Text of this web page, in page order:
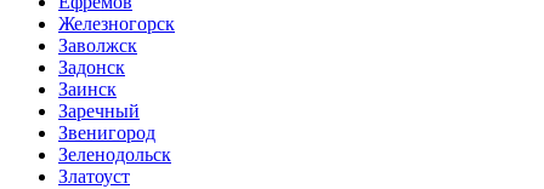
Железногорск
Заволжск
Задонск
Заинск
Заречный
Звенигород
Зеленодольск
Златоуст